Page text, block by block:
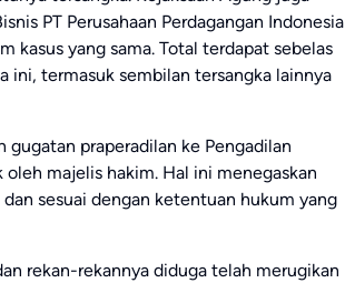
PT Perusahaan Perdagangan Indonesia
kasus yang sama. Total terdapat sebelas
ini, termasuk sembilan tersangka lainnya
praperadilan ke Pengadilan
majelis hakim. Hal ini menegaskan
sesuai dengan ketentuan hukum yang
rekan-rekannya diduga telah merugikan